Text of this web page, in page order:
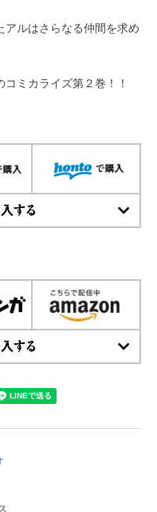
ルはさらなる仲間を求め
ミカライズ第２巻！！